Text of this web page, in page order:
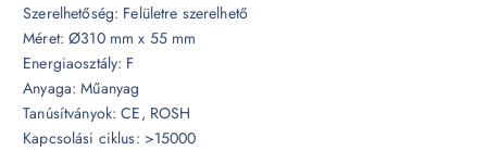
Szerelhetőség: Felületre szerelhető
Méret: Ø310 mm x 55 mm
Energiaosztály: F
Anyaga: Műanyag
Tanúsítványok: CE, ROSH
Kapcsolási ciklus: >15000